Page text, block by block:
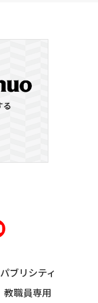
パブリシティ
教職員専用